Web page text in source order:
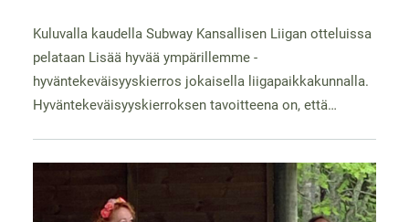
Kuluvalla kaudella Subway Kansallisen Liigan otteluissa
pelataan Lisää hyvää ympärillemme -
hyväntekeväisyyskierros jokaisella liigapaikkakunnalla.
Hyväntekeväisyyskierroksen tavoitteena on, että…